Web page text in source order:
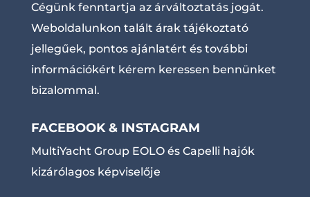
Cégünk fenntartja az árváltoztatás jogát.
Weboldalunkon talált árak tájékoztató
jellegűek, pontos ajánlatért és további
információkért kérem keressen bennünket
bizalommal.
FACEBOOK & INSTAGRAM
MultiYacht Group EOLO és Capelli hajók
kizárólagos képviselője